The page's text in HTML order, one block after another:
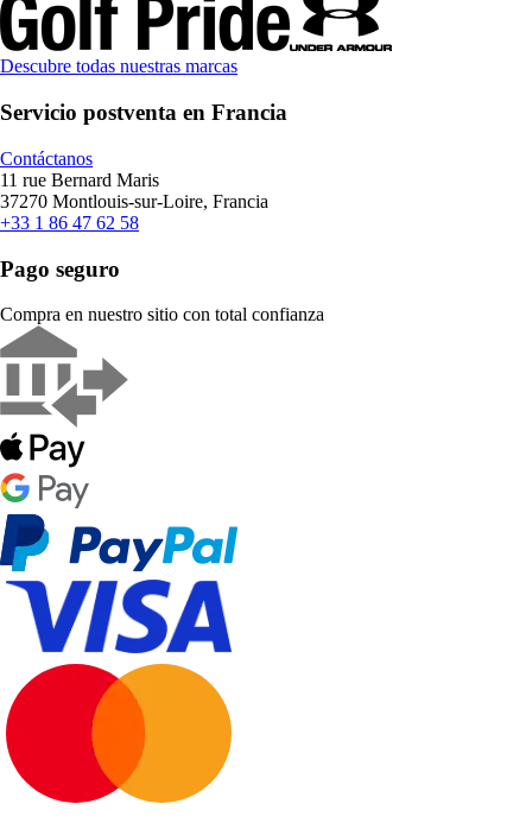
Descubre todas nuestras marcas
Servicio postventa en Francia
Contáctanos
11 rue Bernard Maris
37270 Montlouis-sur-Loire, Francia
+33 1 86 47 62 58
Pago seguro
Compra en nuestro sitio con total confianza